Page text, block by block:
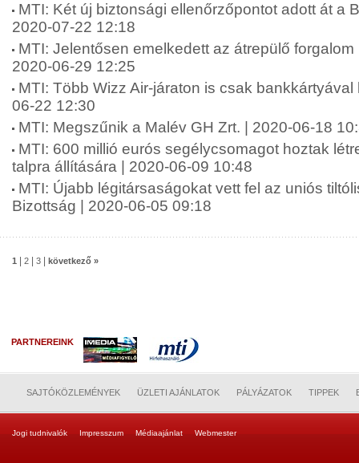
MTI: Két új biztonsági ellenőrzőpontot adott át a
2020-07-22 12:18
MTI: Jelentősen emelkedett az átrepülő
2020-06-29 12:25
MTI: Több Wizz Air-járaton is csak bankkártyával
06-22 12:30
MTI: Megszűnik a Malév GH Zrt. | 2020-06-18
MTI: 600 millió eurós segélycsomagot hoztak
talpra állítására | 2020-06-09 10:48
MTI: Újabb légitársaságokat vett fel az uniós
Bizottság | 2020-06-05 09:18
1 2 3 következő »
PARTNEREINK
SAJTÓKÖZLEMÉNYEK ÜZLETI AJÁNLATOK PÁLYÁZATOK TIPPEK
Jogi tudnivalók Impresszum Médiaajánlat Webmester